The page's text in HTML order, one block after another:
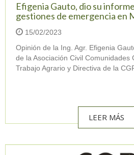
Efigenia Gauto, dio su
gestiones de emergencia en
15/02/2023
Opinión de la Ing. Agr. Efigenia
de la Asociación Civil Comunidades
Trabajo Agrario y Directiva de la
LEER MÁS